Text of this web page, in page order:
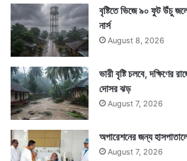
Tags Coronavirus
বৃষ্টিতে ভিজে ৯০ ফুট উঁচু
নার্স
August 8, 2026
ভারী বৃষ্টি চলবে, দক্ষিণের
দোসর ঝড়
August 7, 2026
অপারেশনের জন্য
August 7, 2026